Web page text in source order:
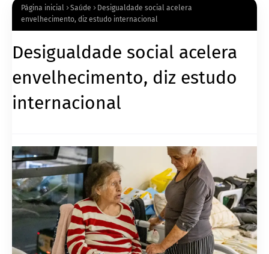
Página inicial Saúde
Desigualdade social acelera
envelhecimento, diz estudo internacional
Desigualdade social acelera
envelhecimento, diz estudo
internacional